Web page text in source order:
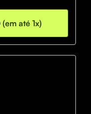
até 1x)